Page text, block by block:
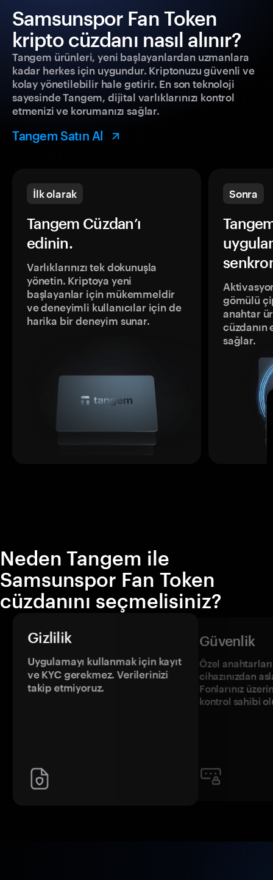
Samsunspor Fan Token
kripto cüzdanı nasıl alınır?
Tangem ürünleri, yeni başlayanlardan uzmanlara
kadar herkes için uygundur. Kriptonuzu güvenli ve
kolay yönetilebilir hale getirir. En son teknoloji
sayesinde Tangem, dijital varlıklarınızı kontrol
etmenizi ve korumanızı sağlar.
Tangem Satın Al
İlk olarak
Tangem Cüzdan’ı
edinin.
Varlıklarınızı tek dokunuşla
yönetin. Kriptoya yeni
başlayanlar için mükemmeldir
ve deneyimli kullanıcılar için de
harika bir deneyim sunar.
Sonra
gömülü
anahtar
sağlar.
Neden Tangem ile
Samsunspor Fan Token
cüzdanını seçmelisiniz?
Gizlilik
Uygulamayı kullanmak için kayıt
ve KYC gerekmez. Verilerinizi
takip etmiyoruz.
Güvenlik
Özel
cihazınızdan
Fonlarınız
kontrol sahibi